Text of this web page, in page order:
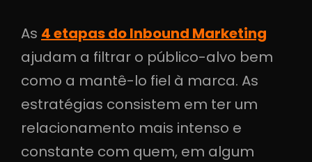
As 4 etapas do Inbound Marketing
ajudam a filtrar o público-alvo bem
como a mantê-lo fiel à marca. As
estratégias consistem em ter um
relacionamento mais intenso e
constante com quem, em algum